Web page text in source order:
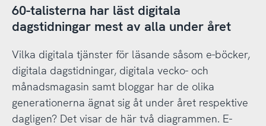
60-talisterna har läst digitala
dagstidningar mest av alla under året
Vilka digitala tjänster för läsande såsom e-böcker,
digitala dagstidningar, digitala vecko- och
månadsmagasin samt bloggar har de olika
generationerna ägnat sig åt under året respektive
dagligen? Det visar de här två diagrammen. E-